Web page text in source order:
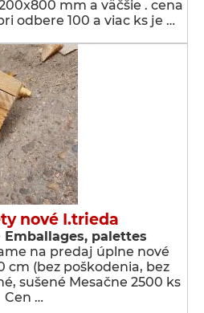
mm a väčšie . cena
odbere 100 a viac ks je …
nové I.trieda
Emballages, palettes
na predaj úplne nové
cm (bez poškodenia, bez
sušené Mesačne 2500 ks
Cen …